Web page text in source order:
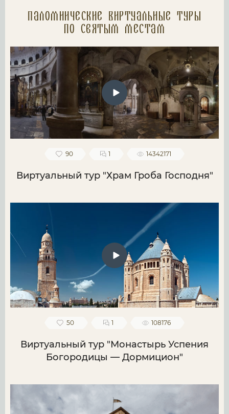
Паломнические Виртуальные туры
по святым местам
90 1 14342171
Виртуальный тур "Храм Гроба Господня"
50 1 108176
Виртуальный тур "Монастырь Успения
Богородицы — Дормицион"